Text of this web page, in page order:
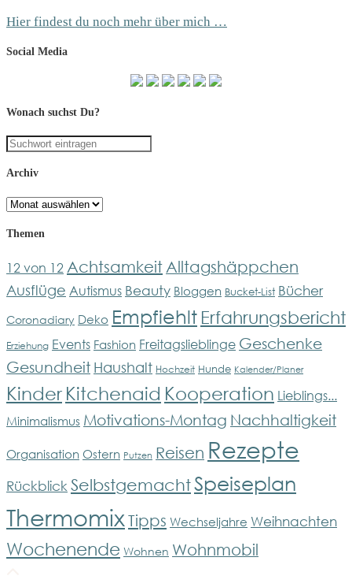
Hier findest du noch mehr über mich …
Social Media
Wonach suchst Du?
Archiv
Archiv
Themen
12 von 12 Achtsamkeit Alltagshäppchen
Ausflüge Autismus Beauty Bloggen Bucket-List Bücher
Coronadiary Deko Empfiehlt Erfahrungsbericht
Erziehung Events Fashion Freitagslieblinge Geschenke
Gesundheit Haushalt Hochzeit Hunde Kalender/Planer
Kinder Kitchenaid Kooperation Lieblings...
Minimalismus Motivations-Montag Nachhaltigkeit
Organisation Ostern Putzen Reisen Rezepte
Rückblick SelbstgemachtSpeiseplan
Thermomix Tipps Wechseljahre Weihnachten
Wochenende Wohnen Wohnmobil